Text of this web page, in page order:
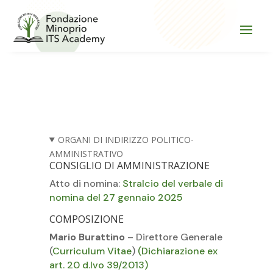
ORGANI DI INDIRIZZO POLITICO-
AMMINISTRATIVO
CONSIGLIO DI AMMINISTRAZIONE
Atto di nomina: Stralcio del verbale di
nomina del 27 gennaio 2025
COMPOSIZIONE
Mario Burattino – Direttore Generale
(Curriculum Vitae) (Dichiarazione ex
art. 20 d.lvo 39/2013)